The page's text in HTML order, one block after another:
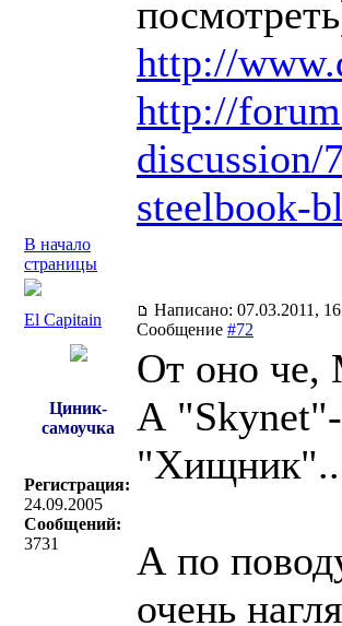
http://
http://
discussion/
steelbook-
В начало
страницы
El Capitain
Написано: 07.03.2011,
Сообщение #72
Циник-
самоучка
Регистрация:
24.09.2005
Сообщений:
3731
От оно че,
А "Skynet"-
"Хищник"..
А по
очень